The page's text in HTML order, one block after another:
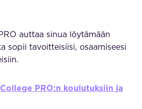
auttaa sinua löytämään
sopii tavoitteisiisi, osaamiseesi
PRO:n koulutuksiin ja